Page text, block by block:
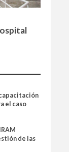
el caso
de las